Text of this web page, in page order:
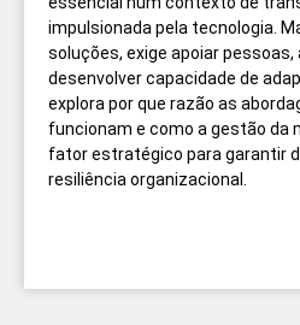
impulsionada pela tecnologia.
soluções, exige apoiar
desenvolver capacidade de
explora por que razão as
funcionam e como a gestão da
fator estratégico para garantir
resiliência organizacional.